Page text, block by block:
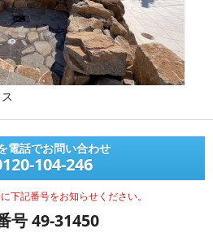
電話でお問い合わせ
104-246
下記番号をお知らせください。
号 49-31450